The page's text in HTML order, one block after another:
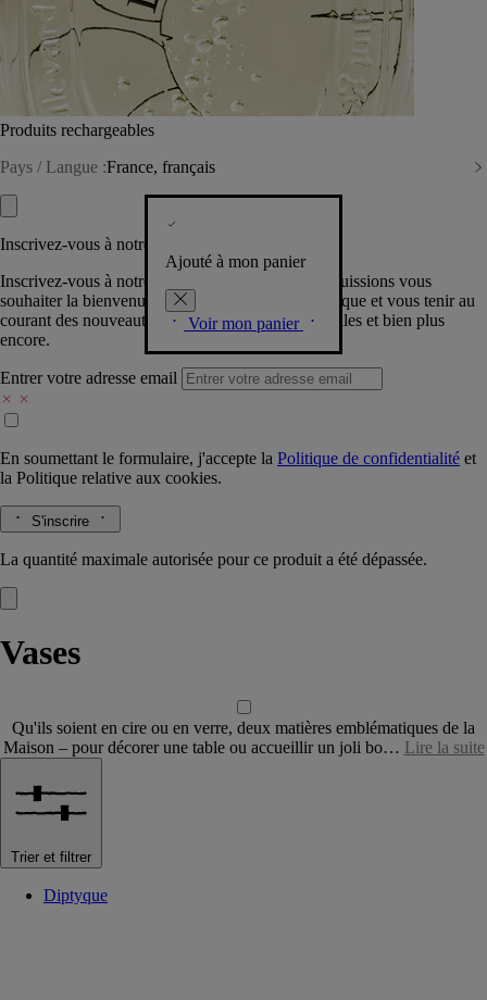
Produits rechargeables
Pays / Langue :France, français
Ajouté à mon panier
Voir mon panier
Inscrivez-vous à notre Newsletter
Inscrivez-vous à notre newsletter pour que nous puissions vous
souhaiter la bienvenue dans la communauté Diptyque et vous tenir au
courant des nouveautés, événements, offres spéciales et bien plus
encore.
Entrer votre adresse email
En soumettant le formulaire, j'accepte la Politique de confidentialité et
la Politique relative aux cookies.
S'inscrire
La quantité maximale autorisée pour ce produit a été dépassée.
Vases
Qu'ils soient en cire ou en verre, deux matières emblématiques de la
Maison – pour décorer une table ou accueillir un joli bo… Lire la suite
Trier et filtrer
Diptyque